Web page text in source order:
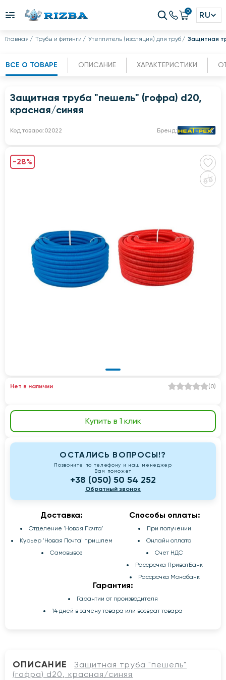
0 RU
Главная Трубы и фитинги Утеплитель (изоляция) для труб Защитная
ВСЕ О ТОВАРЕ ОПИСАНИЕ ХАРАКТЕРИСТИКИ
Защитная труба "пешель" (гофра) d20,
красная/синяя
Код товара:02022 Бренд:
-28%
Нет в наличии (0)
Купить в 1 клик
ОСТАЛИСЬ ВОПРОСЫ!?
Позвоните по телефону и наш менеджер
Вам поможет
+38 (050) 50 54 252
Обратный звонок
Доставка:
Отделение 'Новая Почта'
Курьер 'Новая Почта' пришлем
Самовывоз
Способы оплаты:
При получении
Онлайн оплата
Счет НДС
Рассрочка ПриватБанк
Рассрочка Монобанк
Гарантия:
Гарантии от производителя
14 дней в замену товара или возврат товара
ОПИСАНИЕ
Защитная труба "пешель"
(гофра) d20, красная/синяя